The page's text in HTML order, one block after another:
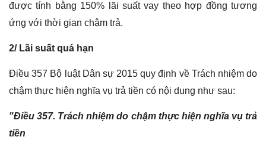
được tính bằng 150% lãi suất vay theo hợp đồng tương
ứng với thời gian chậm trả.
2/ Lãi suất quá hạn
Điều 357 Bộ luật Dân sự 2015 quy định về Trách nhiệm do
chậm thực hiện nghĩa vụ trả tiền có nội dung như sau:
"Điều 357. Trách nhiệm do chậm thực hiện nghĩa vụ trả
tiền